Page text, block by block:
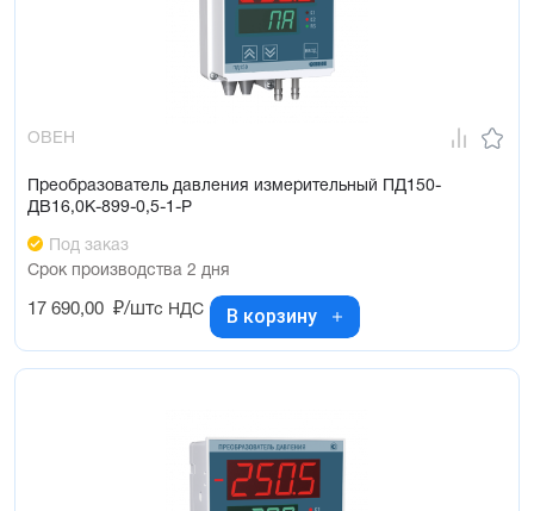
ОВЕН
Преобразователь давления измерительный ПД150-
ДВ16,0К-899-0,5-1-Р
Под заказ
Срок производства 2 дня
17 690,00 ₽/штс НДС В корзину